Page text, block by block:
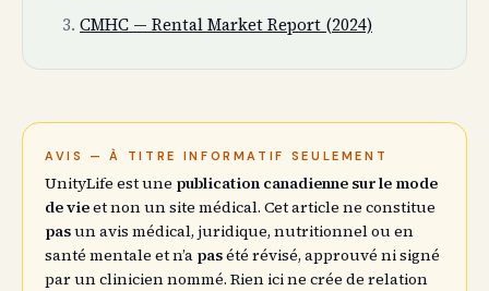
CMHC — Rental Market Report (2024)
AVIS — À TITRE INFORMATIF SEULEMENT
UnityLife est une publication canadienne sur le mode
de vieet non un site médical. Cet article ne constitue
pasun avis médical, juridique, nutritionnel ou en
santé mentale et n’a pasété révisé, approuvé ni signé
par un clinicien nommé. Rien ici ne crée de relation